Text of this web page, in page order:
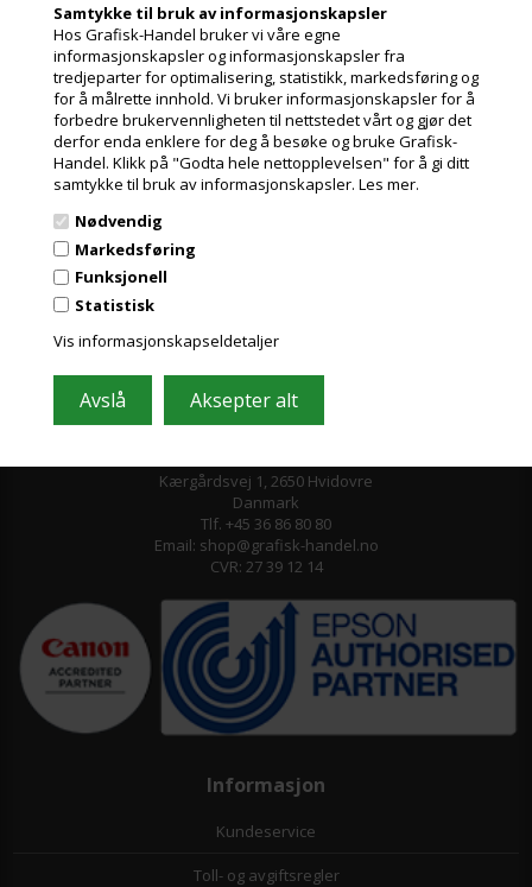
Samtykke til bruk av informasjonskapsler
Hos Grafisk-Handel bruker vi våre egne
informasjonskapsler og informasjonskapsler fra
tredjeparter for optimalisering, statistikk, markedsføring og
for å målrette innhold. Vi bruker informasjonskapsler for å
forbedre brukervennligheten til nettstedet vårt og gjør det
derfor enda enklere for deg å besøke og bruke Grafisk-
Handel. Klikk på "Godta hele nettopplevelsen" for å gi ditt
samtykke til bruk av informasjonskapsler. Les mer.
Nødvendig
Markedsføring
Funksjonell
Statistisk
Vis informasjonskapseldetaljer
Meld deg på nyhetsbrevet vårt og få gode
tilbud
Inneholder ofte store besparelser og nyheter. Meld deg på, det er helt
gratis og enkelt å avmelde seg.
Kærgårdsvej 1, 2650 Hvidovre
Danmark
Tlf. +45 36 86 80 80
Email: shop@grafisk-handel.no
CVR: 27 39 12 14
Informasjon
Kundeservice
Toll- og avgiftsregler